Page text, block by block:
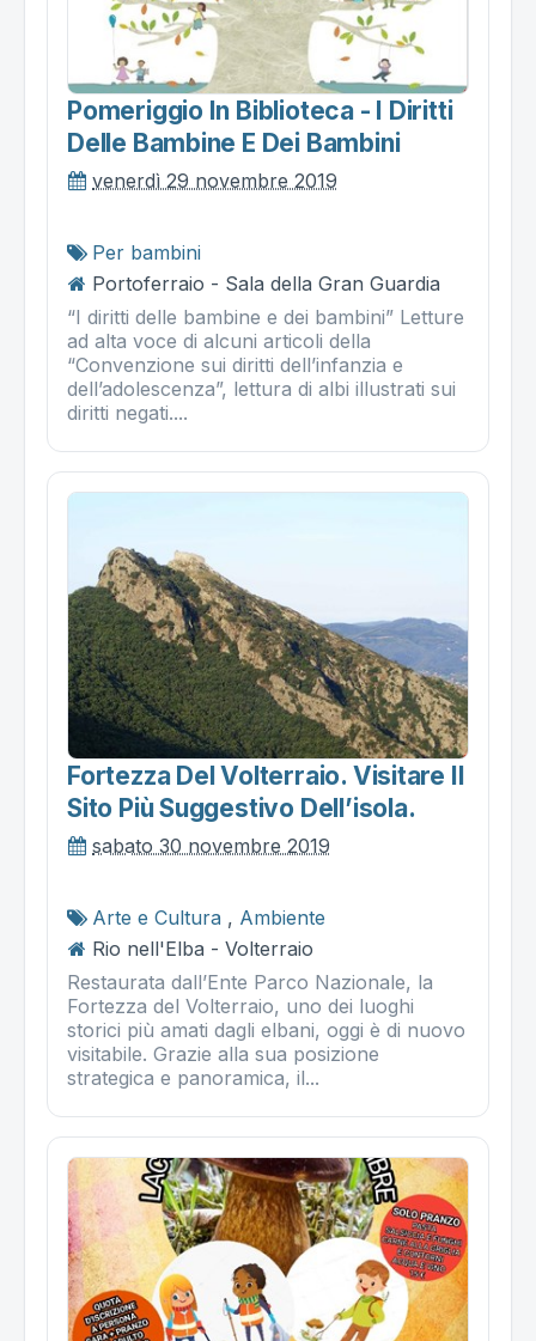
Pomeriggio In Biblioteca - I Diritti
Delle Bambine E Dei Bambini
venerdì 29 novembre 2019
Per bambini
Portoferraio - Sala della Gran Guardia
“I diritti delle bambine e dei bambini” Letture
ad alta voce di alcuni articoli della
“Convenzione sui diritti dell’infanzia e
dell’adolescenza”, lettura di albi illustrati sui
diritti negati....
Fortezza Del Volterraio. Visitare Il
Sito Più Suggestivo Dell’isola.
sabato 30 novembre 2019
Arte e Cultura , Ambiente
Rio nell'Elba - Volterraio
Restaurata dall’Ente Parco Nazionale, la
Fortezza del Volterraio, uno dei luoghi
storici più amati dagli elbani, oggi è di nuovo
visitabile. Grazie alla sua posizione
strategica e panoramica, il...